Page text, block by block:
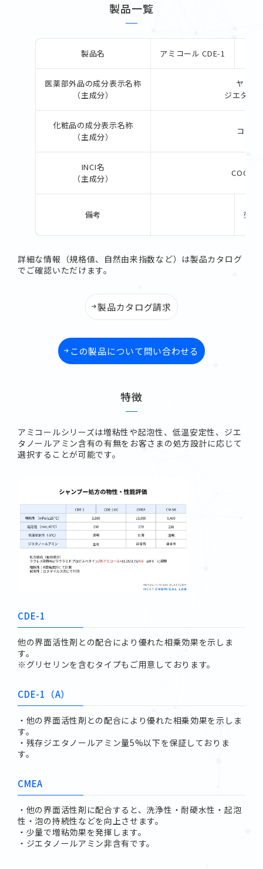
製品一覧
製品名 アミコール CDE-1
医薬部外品の成分表示名称
（主成分）
ヤシ油
ジエタノ
化粧品の成分表示名称
（主成分）
コカミ
INCI名
（主成分）
備考 残ジ
詳細な情報（規格値、自然由来指数など）は製品カタログ
でご確認いただけます。
製品カタログ請求
この製品について問い合わせる
特徴
アミコールシリーズは増粘性や起泡性、低温安定性、ジエ
タノールアミン含有の有無をお客さまの処方設計に応じて
選択することが可能です。
CDE-1
他の界面活性剤との配合により優れた相乗効果を示しま
す。
※グリセリンを含むタイプもご用意しております。
CDE-1（A）
・他の界面活性剤との配合により優れた相乗効果を示しま
す。
・残存ジエタノールアミン量5%以下を保証しておりま
す。
CMEA
・他の界面活性剤に配合すると、洗浄性・耐硬水性・起泡
性・泡の持続性などを向上させます。
・少量で増粘効果を発揮します。
・ジエタノールアミン非含有です。